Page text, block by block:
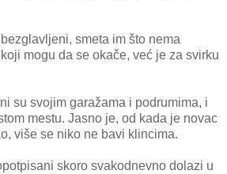
smeta im što nema
mogu da se okače, već je za svirku
su svojim garažama i podrumima, i
mestu. Jasno je, od kada je novac
više se niko ne bavi klincima.
skoro svakodnevno dolazi u